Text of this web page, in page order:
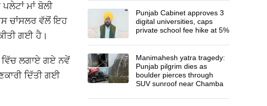
ਮਾਂ ਬੋਲੀ
ਚਾਂਸਲਰ ਵੱਲੋਂ ਇਹ
ਗਈ ਹੈ।
ਲਗਾਏ ਗਏ ਨਵੇਂ
ਦਿੱਤੀ ਗਈ
Punjab Cabinet approves 3
digital universities, caps
private school fee hike at 5%
Manimahesh yatra tragedy:
Punjab pilgrim dies as
boulder pierces through
SUV sunroof near Chamba